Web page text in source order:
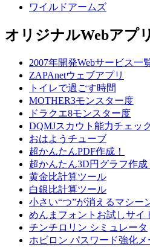
ワイルドアームズ
オリジナルWebアプリ
2007年開発Webサービス一
ZAPAnetウェブアプリ
トイレで過ごす時間
MOTHER3モンスター度
ドラクエ8モンスター度
DQMJスカウト能力チェッ
おはようチューブ
超かんたんPDF作成！
超かんたん3D円グラフ作成
黄金比計算ツール
白銀比計算ツール
小さい“つ”が消えるマシー
めんまフォントお試しサイ
チンチロリン シミュレータ
ホビロン パスワード強化メ